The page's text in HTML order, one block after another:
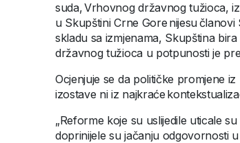
suda, Vrhovnog državnog tužioca,
u Skupštini Crne Gore nijesu
skladu sa izmjenama, Skupština
državnog tužioca u potpunosti je
Ocjenjuje se da političke promjene
izostave ni iz najkraće
„Reforme koje su uslijedile uticale
doprinijele su jačanju odgovornosti